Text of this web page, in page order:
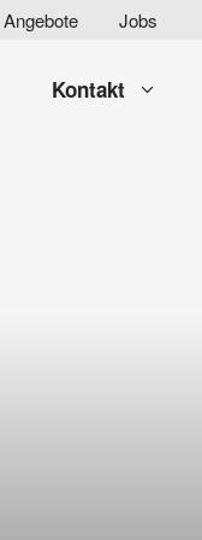
Angebote Jobs
Kontakt